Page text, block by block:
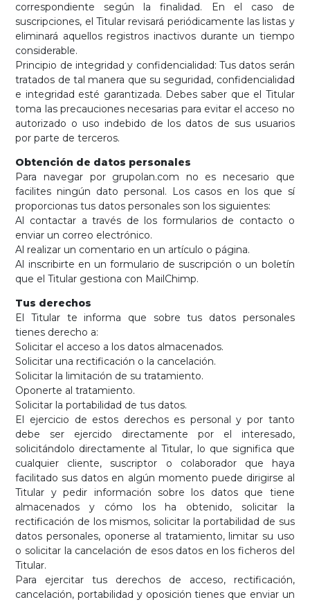
correspondiente según la finalidad. En el caso de
suscripciones, el Titular revisará periódicamente las listas y
eliminará aquellos registros inactivos durante un tiempo
considerable.
Principio de integridad y confidencialidad: Tus datos serán
tratados de tal manera que su seguridad, confidencialidad
e integridad esté garantizada. Debes saber que el Titular
toma las precauciones necesarias para evitar el acceso no
autorizado o uso indebido de los datos de sus usuarios
por parte de terceros.
Obtención de datos personales
Para navegar por grupolan.com no es necesario que
facilites ningún dato personal. Los casos en los que sí
proporcionas tus datos personales son los siguientes:
Al contactar a través de los formularios de contacto o
enviar un correo electrónico.
Al realizar un comentario en un artículo o página.
Al inscribirte en un formulario de suscripción o un boletín
que el Titular gestiona con MailChimp.
Tus derechos
El Titular te informa que sobre tus datos personales
tienes derecho a:
Solicitar el acceso a los datos almacenados.
Solicitar una rectificación o la cancelación.
Solicitar la limitación de su tratamiento.
Oponerte al tratamiento.
Solicitar la portabilidad de tus datos.
El ejercicio de estos derechos es personal y por tanto
debe ser ejercido directamente por el interesado,
solicitándolo directamente al Titular, lo que significa que
cualquier cliente, suscriptor o colaborador que haya
facilitado sus datos en algún momento puede dirigirse al
Titular y pedir información sobre los datos que tiene
almacenados y cómo los ha obtenido, solicitar la
rectificación de los mismos, solicitar la portabilidad de sus
datos personales, oponerse al tratamiento, limitar su uso
o solicitar la cancelación de esos datos en los ficheros del
Titular.
Para ejercitar tus derechos de acceso, rectificación,
cancelación, portabilidad y oposición tienes que enviar un